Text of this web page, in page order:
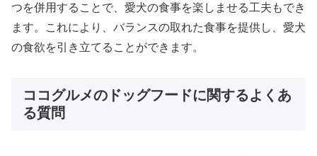
つを併用することで、愛犬の食事を楽しませる工夫もでき
ます。これにより、バランスの取れた食事を提供し、愛犬
の食欲を引き立てることができます。
ココグルメのドッグフードに関するよくあ
る質問